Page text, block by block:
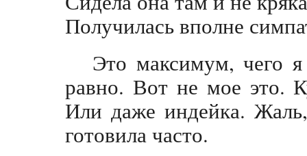
Получилась вполне
Это максимум, чего
равно. Вот не мое это.
Или даже индейка.
готовила часто.